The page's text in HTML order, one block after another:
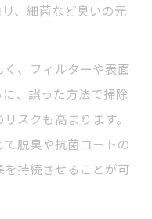
、細菌など臭いの元
、フィルターや表面
、誤った方法で掃除
スクも高まります。
脱臭や抗菌コートの
持続させることが可